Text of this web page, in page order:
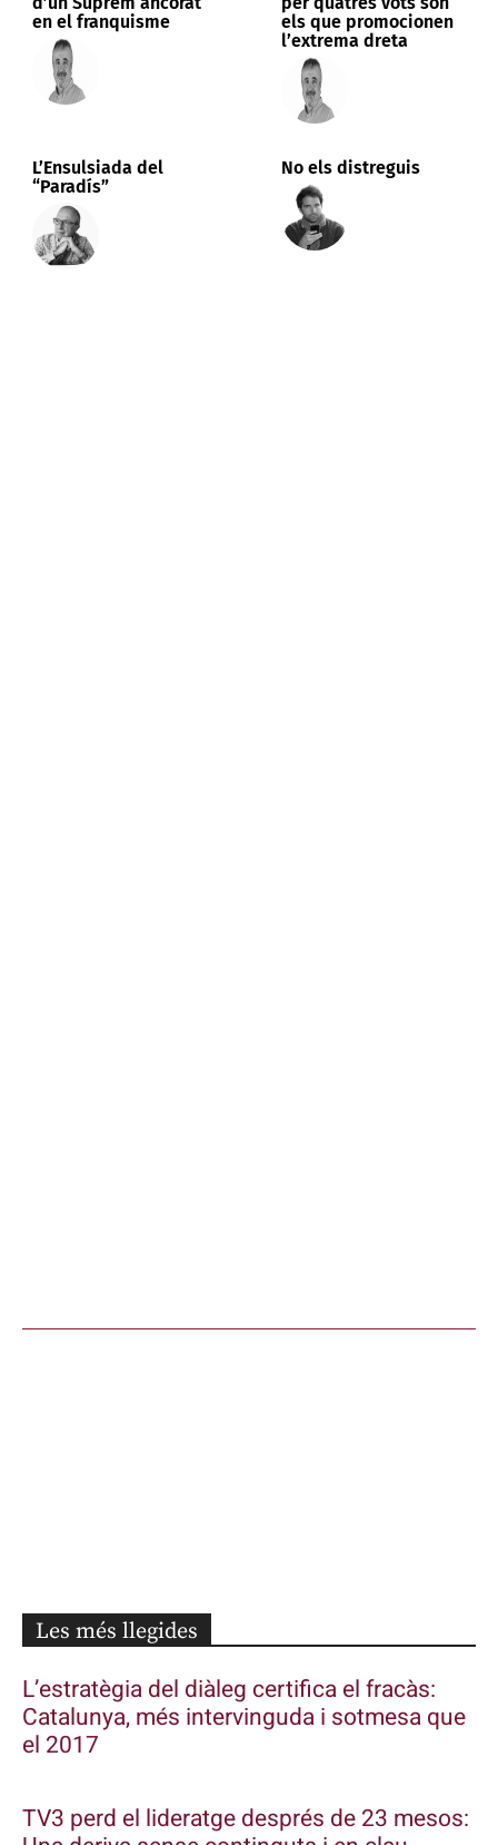
en el franquisme
els que promocionen
l’extrema dreta
L’Ensulsiada del
“Paradís”
No els distreguis
Les més llegides
L’estratègia del diàleg certifica el fracàs:
Catalunya, més intervinguda i sotmesa que
el 2017
TV3 perd el lideratge després de 23 mesos: